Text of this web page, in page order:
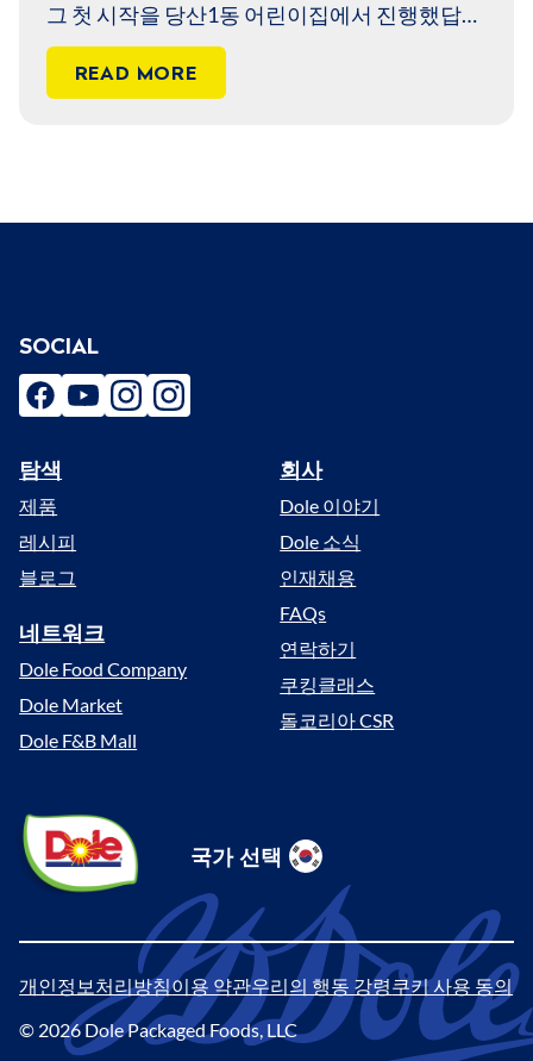
그 첫 시작을 당산1동 어린이집에서 진행했답니
다. 어린이집에 들어서자 마자 들리는 아이들의
소리가 어쩜 이리도 반가울까요?
READ MORE
Dole
Sunshine
(South
국가 선택
Select
Location
Menu
탐색
제품
레시피
블로그
네트워크
Dole Food Company
Dole Market
Dole F&B Mall
회사
Dole 이야기
Dole 소식
인재채용
FAQs
연락하기
쿠킹클래스
돌코리아 CSR
SOCIAL
facebookyoutubeinstagraminstagram
Legal
개인정보처리방침이용 약관우리의 행동 강령쿠키 사용 동의
© 2026Dole Packaged Foods, LLC